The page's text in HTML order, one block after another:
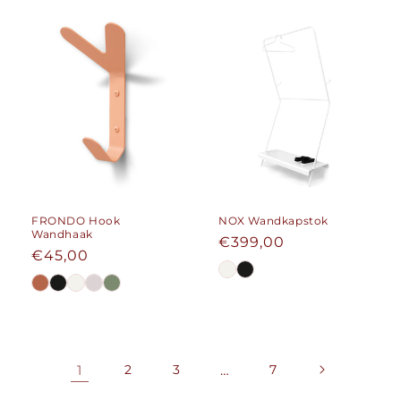
FRONDO Hook
Wandhaak
Normale
prijs
€45,00
NOX Wandkapstok
Normale
prijs
€399,00
1 2 3 … 7